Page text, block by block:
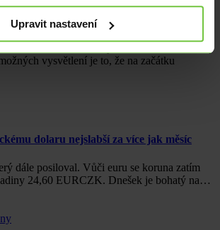
Upravit nastavení
za očekáváním
mírně zklamal, když zaostal za tržním
vysvětlení je to, že na začátku
dolaru nejslabší za více jak měsíc
dále posiloval. Vůči euru se koruna zatím
24,60 EURCZK. Dnešek je bohatý na…